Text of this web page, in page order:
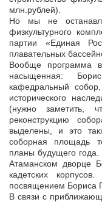
млн.рублей).
Но мы не
физкультурного
партии «Единая
плавательных
Вообще программа
насыщенная:
кафедральный
исторического
(нужно заметить,
реконструкцию
выделены, и это
соборная площадь
планы будущего
Атаманском дворце
кадетских
посвящением Бориса
В связи с